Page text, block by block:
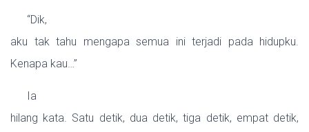
“Dik,
aku tak tahu mengapa semua ini terjadi pada hidupku.
Kenapa kau…”
Ia
hilang kata. Satu detik, dua detik, tiga detik, empat detik,